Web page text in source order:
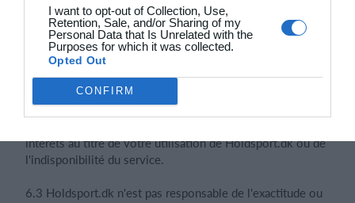
I want to opt-out of Collection, Use,
Retention, Sale, and/or Sharing of my
Personal Data that Is Unrelated with the
Purposes for which it was collected.
Opted Out
CONFIRM
services, des autres perturbations de fonctionnement, des
pannes système ou équivalents, que Holdsport aurait ou
non pu les éviter.
6.2 Toute utilisation de Holdsport.dk et des autres
services de Holdsport se fait sous votre propre
responsabilité et à vos propres risques. Holdsport ne
intérêts au titre de votre utilisation de Holdsport.dk ou de
l'indisponibilité du service.
6.3 Holdsport.dk n'est pas responsable de l'exactitude ou